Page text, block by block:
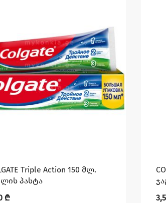
Triple Action 150 მლ.
პასტა
₾